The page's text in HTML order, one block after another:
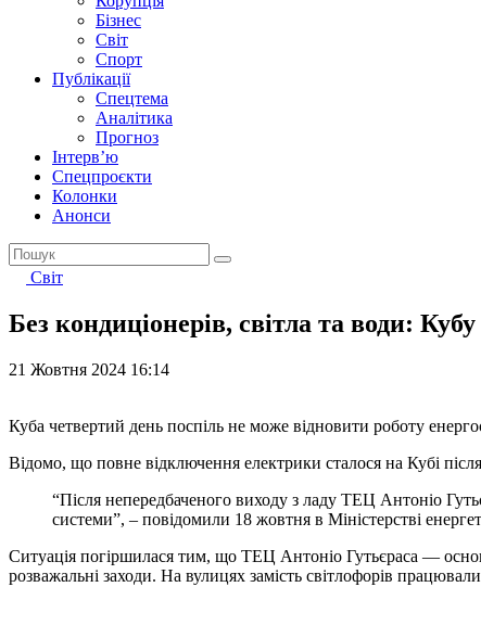
Бізнес
Світ
Спорт
Публікації
Спецтема
Аналітика
Прогноз
Інтерв’ю
Спецпроєкти
Колонки
Анонси
Світ
Без кондиціонерів, світла та води:
21 Жовтня 2024 16:14
Куба четвертий день поспіль не може відновити роботу
Відомо, що повне відключення електрики сталося на Кубі
“Після непередбаченого виходу з ладу ТЕЦ Антоніо
системи”, – повідомили 18 жовтня в Міністерстві
Ситуація погіршилася тим, що ТЕЦ Антоніо Гутьєраса —
розважальні заходи. На вулицях замість світлофорів